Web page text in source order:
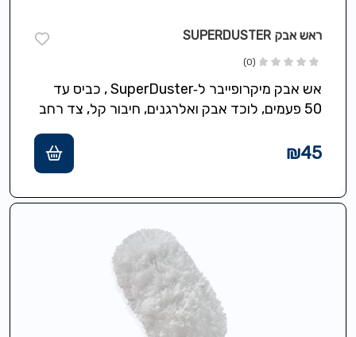
ראש אבק SUPERDUSTER
(0)
אש אבק מיקרופייבר ל‑SuperDuster , כביס עד
50 פעמים, לוכד אבק ואלרגנים, חיבור קל, צד רחב
₪45